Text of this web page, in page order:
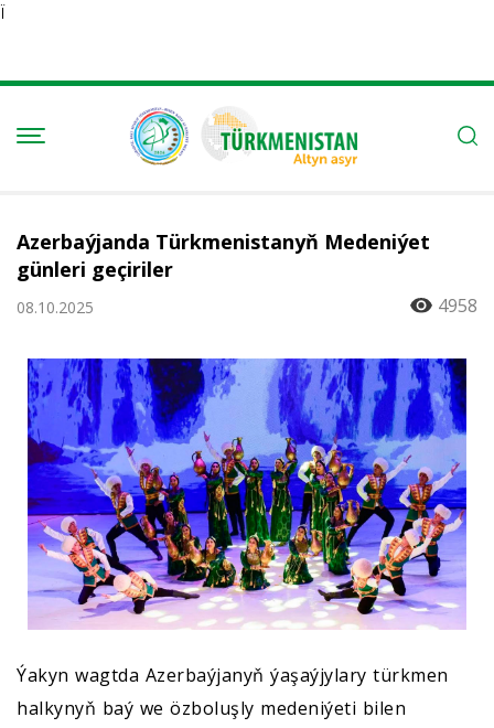
Ï
Azerbaýjanda Türkmenistanyň Medeniýet
günleri geçiriler
08.10.2025 4958
Ýakyn wagtda Azerbaýjanyň ýaşaýjylary türkmen
halkynyň baý we özboluşly medeniýeti bilen